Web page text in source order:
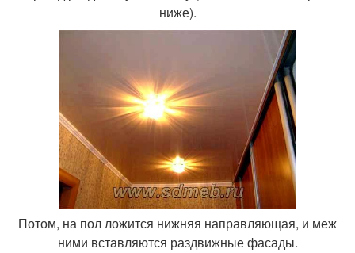
ниже).
Потом, на пол ложится нижняя направляющая, и меж
ними вставляются раздвижные фасады.